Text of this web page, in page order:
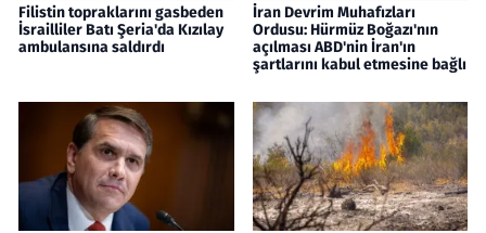
Filistin topraklarını gasbeden
İsrailliler Batı Şeria'da Kızılay
ambulansına saldırdı
İran Devrim Muhafızları
Ordusu: Hürmüz Boğazı'nın
açılması ABD'nin İran'ın
şartlarını kabul etmesine bağlı